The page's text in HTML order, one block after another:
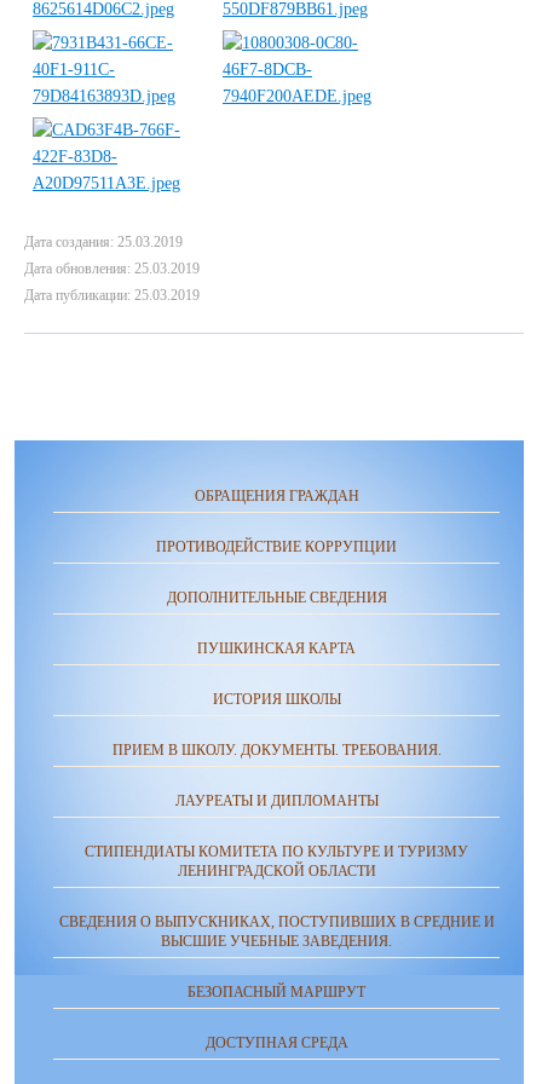
Дата создания: 25.03.2019
Дата обновления: 25.03.2019
Дата публикации: 25.03.2019
ОБРАЩЕНИЯ ГРАЖДАН
ПРОТИВОДЕЙСТВИЕ КОРРУПЦИИ
ДОПОЛНИТЕЛЬНЫЕ СВЕДЕНИЯ
ПУШКИНСКАЯ КАРТА
ИСТОРИЯ ШКОЛЫ
ПРИЕМ В ШКОЛУ. ДОКУМЕНТЫ. ТРЕБОВАНИЯ.
ЛАУРЕАТЫ И ДИПЛОМАНТЫ
СТИПЕНДИАТЫ КОМИТЕТА ПО КУЛЬТУРЕ И ТУРИЗМУ
ЛЕНИНГРАДСКОЙ ОБЛАСТИ
СВЕДЕНИЯ О ВЫПУСКНИКАХ, ПОСТУПИВШИХ В СРЕДНИЕ И
ВЫСШИЕ УЧЕБНЫЕ ЗАВЕДЕНИЯ.
БЕЗОПАСНЫЙ МАРШРУТ
ДОСТУПНАЯ СРЕДА